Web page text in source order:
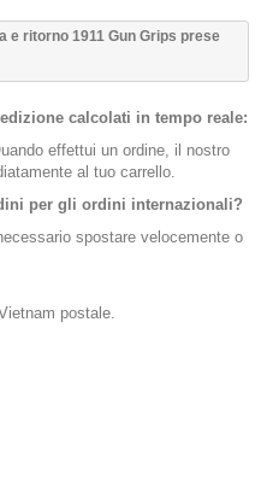
e ritorno 1911 Gun Grips prese
calcolati in tempo reale:
effettui un ordine, il nostro
al tuo carrello.
per gli ordini internazionali?
spostare velocemente o
postale.